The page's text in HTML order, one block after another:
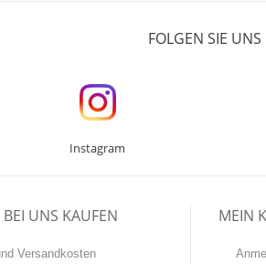
FOLGEN SIE UNS
Instagram
UNS KAUFEN
Versandkosten
MEIN